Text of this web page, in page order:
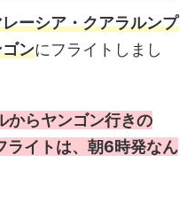
ーシア・クアラルンプ
ンにフライトしまし
からヤンゴン行きの
イトは、朝6時発なん